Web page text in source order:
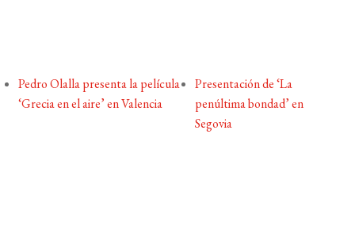
Pedro Olalla presenta la película
‘Grecia en el aire’ en Valencia
Presentación de ‘La
penúltima bondad’ en
Segovia